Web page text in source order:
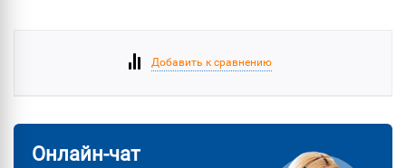
Добавить к сравнению
Онлайн-чат